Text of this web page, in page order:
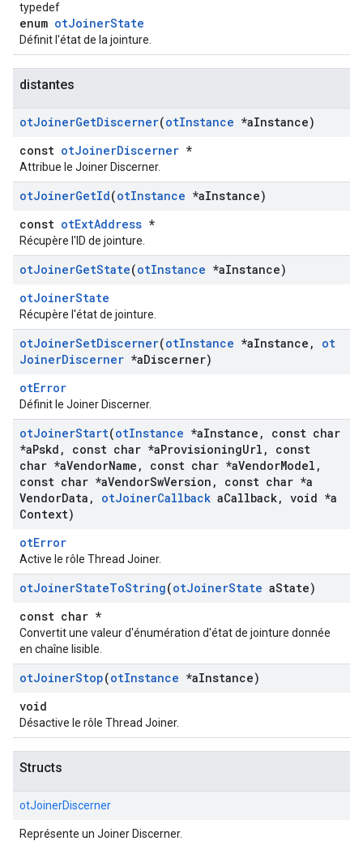
typedef
enum otJoinerState
Définit l'état de la jointure.
distantes
otJoinerGetDiscerner(otInstance *aInstance)
const otJoinerDiscerner *
Attribue le Joiner Discerner.
otJoinerGetId(otInstance *aInstance)
const otExtAddress *
Récupère l'ID de jointure.
otJoinerGetState(otInstance *aInstance)
otJoinerState
Récupère l'état de jointure.
otJoinerSetDiscerner(otInstance *aInstance ,
ot
JoinerDiscerner *aDiscerner)
otError
Définit le Joiner Discerner.
otJoinerStart(otInstance *aInstance ,
const char
*aPskd , const char *aProvisioningUrl ,
const
char *aVendorName , const char *aVendorModel ,
const char *aVendorSwVersion ,
const char *a
VendorData , otJoinerCallback aCallback, void *a
Context)
otError
Active le rôle Thread Joiner.
otJoinerStateToString(otJoinerState aState)
const char *
Convertit une valeur d'énumération d'état de jointure donnée
en chaîne lisible.
otJoinerStop(otInstance *aInstance)
void
Désactive le rôle Thread Joiner.
Structs
otJoinerDiscerner
Représente un Joiner Discerner.